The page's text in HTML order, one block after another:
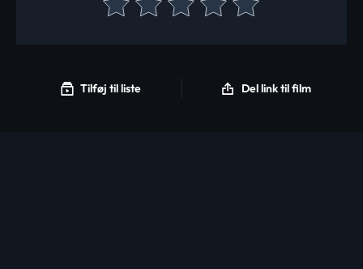
Tilføj til liste Del link til film